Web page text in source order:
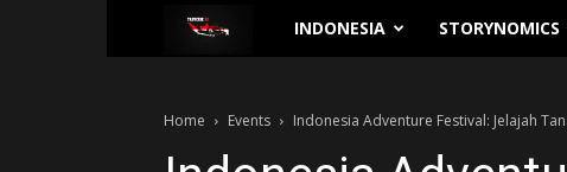
Traverse.id
INDONESIA STORYNOMICS
Home Events Indonesia Adventure Festival: Jelajah